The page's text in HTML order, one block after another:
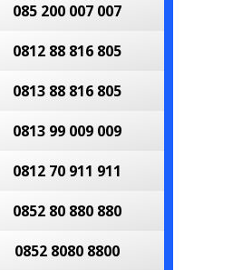
085 200 007 007
0812 88 816 805
0813 88 816 805
0813 99 009 009
0812 70 911 911
0852 80 880 880
0852 8080 8800